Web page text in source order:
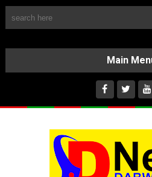
HOME
ABOUT